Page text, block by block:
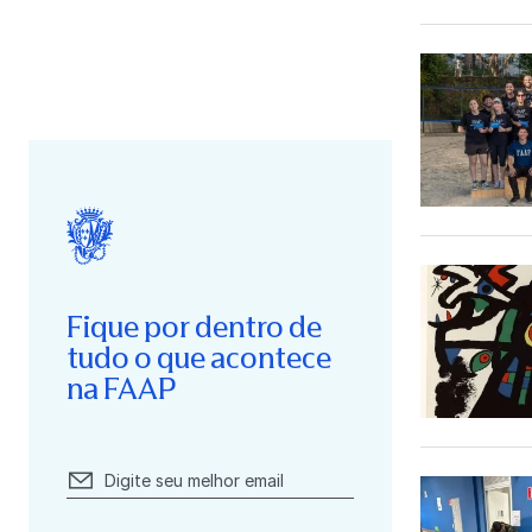
Fique por dentro de
tudo o que acontece
na FAAP